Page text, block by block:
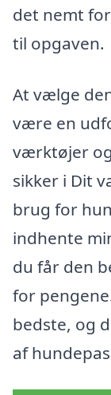
det nemt
til opgaven.
At vælge
være en
værktøjer
sikker i Dit
brug for
indhente
du får den
for
bedste, og
af